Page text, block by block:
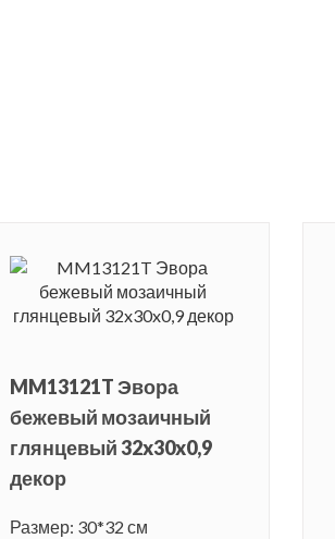
MM13121T Эвора
бежевый мозаичный
глянцевый 32x30x0,9
декор
Размер: 30*32 см